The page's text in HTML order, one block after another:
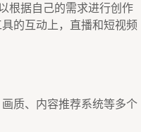
根据自己的需求进行创作
的互动上，直播和短视频
质、内容推荐系统等多个